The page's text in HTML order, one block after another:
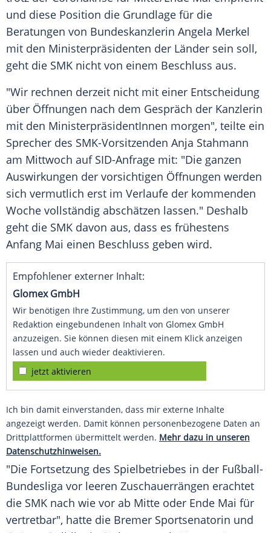
und diese Position die Grundlage für die
Beratungen von Bundeskanzlerin Angela Merkel
mit den Ministerpräsidenten der Länder sein soll,
geht die SMK nicht von einem Beschluss aus.
"Wir rechnen derzeit nicht mit einer Entscheidung
über Öffnungen nach dem Gespräch der Kanzlerin
mit den MinisterpräsidentInnen morgen", teilte ein
Sprecher des SMK-Vorsitzenden Anja Stahmann
am Mittwoch auf SID-Anfrage mit: "Die ganzen
Auswirkungen der vorsichtigen Öffnungen werden
sich vermutlich erst im Verlaufe der kommenden
Woche vollständig abschätzen lassen." Deshalb
geht die SMK davon aus, dass es frühestens
Anfang Mai einen Beschluss geben wird.
Empfohlener externer Inhalt:
Glomex GmbH
Wir benötigen Ihre Zustimmung, um den von unserer
Redaktion eingebundenen Inhalt von Glomex GmbH
anzuzeigen. Sie können diesen mit einem Klick anzeigen
lassen und auch wieder deaktivieren.
jetzt aktivieren
Ich bin damit einverstanden, dass mir externe Inhalte
angezeigt werden. Damit können personenbezogene Daten an
Drittplattformen übermittelt werden. Mehr dazu in unseren
Datenschutzhinweisen.
"Die Fortsetzung des Spielbetriebes in der Fußball-
Bundesliga vor leeren Zuschauerrängen erachtet
die SMK nach wie vor ab Mitte oder Ende Mai für
vertretbar", hatte die Bremer Sportsenatorin und